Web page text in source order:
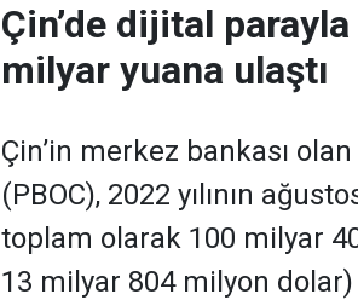
Çin’de dijital
milyar yuana ulaştı
Çin’in merkez bankası
(PBOC), 2022 yılının
toplam olarak 100 milyar
13 milyar 804 milyon